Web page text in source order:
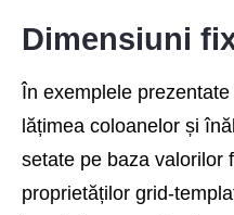
Dimensiuni
În exemplele
lățimea coloanelor și
setate pe baza valorilor
proprietăților grid-